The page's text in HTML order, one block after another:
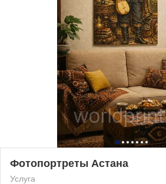
Фотопортреты Астана
Услуга